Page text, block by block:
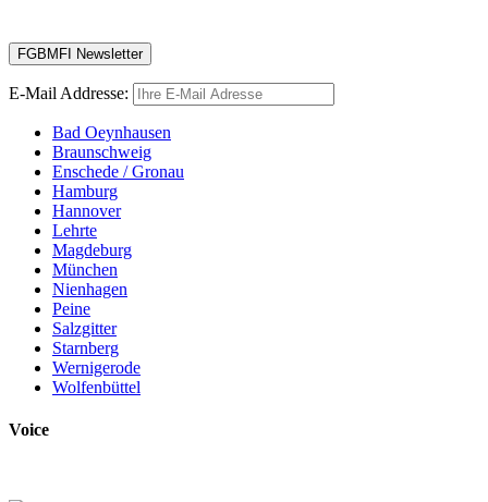
E-Mail Addresse:
Bad Oeynhausen
Braunschweig
Enschede / Gronau
Hamburg
Hannover
Lehrte
Magdeburg
München
Nienhagen
Peine
Salzgitter
Starnberg
Wernigerode
Wolfenbüttel
Voice